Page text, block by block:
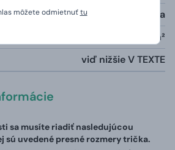
môžete odmietnuťtu
85% bavlna, 15% viskóza
190g/m²
viď nižšie V TEXTE
sa musíte riadiť nasledujúcou
sú uvedené presné rozmery trička.